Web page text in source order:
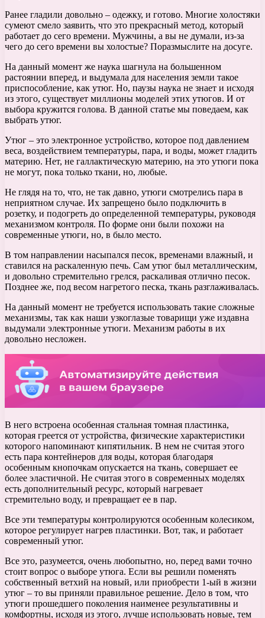
Ранее гладили довольно – одежку, и готово. Многие холостяки
сумеют смело заявить, что это прекрасный метод, который
работает до сего времени. Мужчины, а вы не думали, из-за
чего до сего времени вы холостые? Поразмыслите на досуге.
На данный момент же наука шагнула на большенном
растоянии вперед, и выдумала для населения земли такое
приспособление, как утюг. Но, паузы наука не знает и исходя
из этого, существует миллионы моделей этих утюгов. И от
выбора кружится голова. В данной статье мы поведаем, как
выбрать утюг.
Утюг – это электронное устройство, которое под давлением
веса, воздействием температуры, пара, и воды, может гладить
материю. Нет, не галлактическую материю, на это утюги пока
не могут, пока только ткани, но, любые.
Не глядя на то, что, не так давно, утюги смотрелись пара в
неприятном случае. Их запрещено было подключить в
розетку, и подогреть до определенной температуры, руководя
механизмом контроля. По форме они были похожи на
современные утюги, но, в было место.
В том направлении насыпался песок, временами влажный, и
ставился на раскаленную печь. Сам утюг был металлическим,
и довольно стремительно грелся, раскаливая отлично песок.
Позднее же, под весом нагретого песка, ткань разглаживалась.
На данный момент не требуется использовать такие сложные
механизмы, так как наши узкоглазые товарищи уже издавна
выдумали электронные утюги. Механизм работы в их
довольно несложен.
В него встроена особенная стальная томная пластинка,
которая греется от устройства, физические характеристики
которого напоминают кипятильник. В нем не считая этого
есть пара контейнеров для воды, которая благодаря
особенным кнопочкам опускается на ткань, совершает ее
более эластичной. Не считая этого в современных моделях
есть дополнительный ресурс, который нагревает
стремительно воду, и превращает ее в пар.
Все эти температуры контролируются особенным колесиком,
которое регулирует нагрев пластинки. Вот, так, и работает
современный утюг.
Все это, разумеется, очень любопытно, но, перед вами точно
стоит вопрос о выборе утюга. Если вы решили поменять
собственный ветхий на новый, или приобрести 1-ый в жизни
утюг – то вы приняли правильное решение. Дело в том, что
утюги прошедшего поколения наименее результативны и
комфортны, исходя из этого, лучше использовать новые, тем